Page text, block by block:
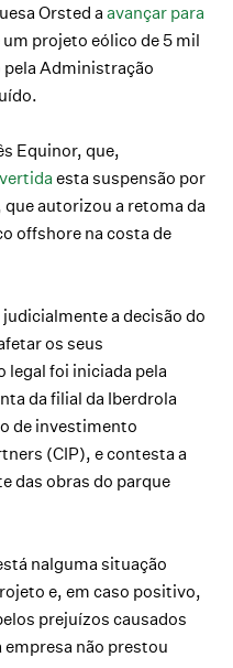
Orsted aavançar para
projeto eólico de 5 mil
pela Administração
Equinor, que,
esta suspensão por
autorizou a retoma da
offshore na costa de
judicialmente a decisão do
os seus
legal foi iniciada pela
da filial da Iberdrola
de investimento
(CIP), e contesta a
das obras do parque
nalguma situação
e, em caso positivo,
prejuízos causados
não prestou